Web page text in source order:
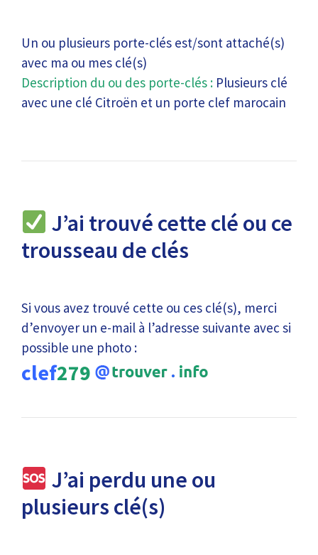
Un ou plusieurs porte-clés est/sont attaché(s)
avec ma ou mes clé(s)
Description du ou des porte-clés : Plusieurs clé
avec une clé Citroën et un porte clef marocain
J’ai trouvé cette clé ou ce
trousseau de clés
Si vous avez trouvé cette ou ces clé(s), merci
d’envoyer un e-mail à l’adresse suivante avec si
possible une photo :
clef279
J’ai perdu une ou
plusieurs clé(s)